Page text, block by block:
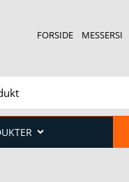
FORSIDE MESSERSI